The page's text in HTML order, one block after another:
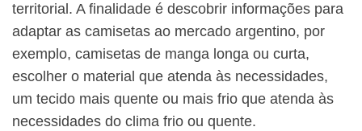
territorial. A finalidade é descobrir informações para
adaptar as camisetas ao mercado argentino, por
exemplo, camisetas de manga longa ou curta,
escolher o material que atenda às necessidades,
um tecido mais quente ou mais frio que atenda às
necessidades do clima frio ou quente.